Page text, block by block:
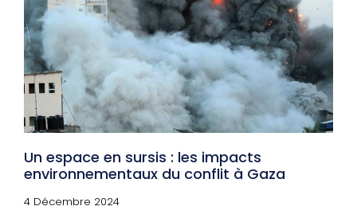
Un espace en sursis : les impacts
environnementaux du conflit à Gaza
4 Décembre 2024